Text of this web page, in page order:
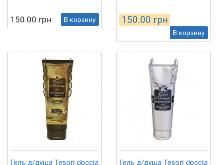
150.00 грн В корзину 150.00 грн
В корзину
Гель д/душа Tesori doccia
Гель д/душа Tesori doccia